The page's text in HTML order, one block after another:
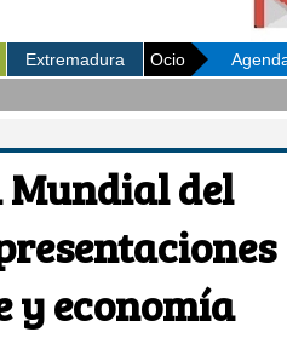
Extremadura Ocio
Mundial del
y economía